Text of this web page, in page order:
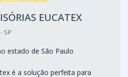
EUCATEX
SP
estado de São Paulo
é a solução perfeita para